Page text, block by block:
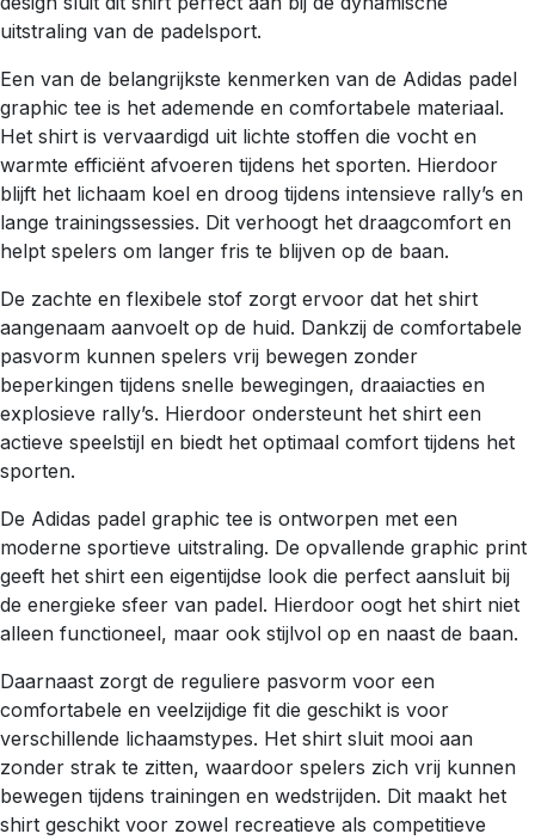
uitstraling van de padelsport.
Een van de belangrijkste kenmerken van de Adidas padel
graphic tee is het ademende en comfortabele materiaal.
Het shirt is vervaardigd uit lichte stoffen die vocht en
warmte efficiënt afvoeren tijdens het sporten. Hierdoor
blijft het lichaam koel en droog tijdens intensieve rally’s en
lange trainingssessies. Dit verhoogt het draagcomfort en
helpt spelers om langer fris te blijven op de baan.
De zachte en flexibele stof zorgt ervoor dat het shirt
aangenaam aanvoelt op de huid. Dankzij de comfortabele
pasvorm kunnen spelers vrij bewegen zonder
beperkingen tijdens snelle bewegingen, draaiacties en
explosieve rally’s. Hierdoor ondersteunt het shirt een
actieve speelstijl en biedt het optimaal comfort tijdens het
sporten.
De Adidas padel graphic tee is ontworpen met een
moderne sportieve uitstraling. De opvallende graphic print
geeft het shirt een eigentijdse look die perfect aansluit bij
de energieke sfeer van padel. Hierdoor oogt het shirt niet
alleen functioneel, maar ook stijlvol op en naast de baan.
Daarnaast zorgt de reguliere pasvorm voor een
comfortabele en veelzijdige fit die geschikt is voor
verschillende lichaamstypes. Het shirt sluit mooi aan
zonder strak te zitten, waardoor spelers zich vrij kunnen
bewegen tijdens trainingen en wedstrijden. Dit maakt het
shirt geschikt voor zowel recreatieve als competitieve